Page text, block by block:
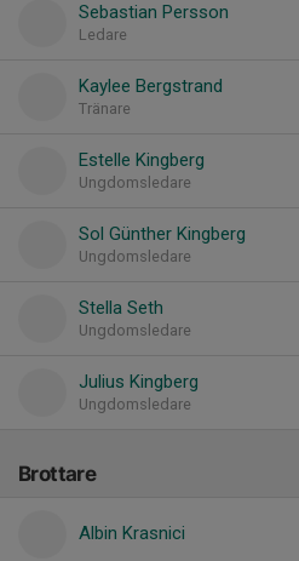
Sebastian Persson
Ledare
Kaylee Bergstrand
Tränare
Estelle Kingberg
Ungdomsledare
Sol Günther Kingberg
Ungdomsledare
Stella Seth
Ungdomsledare
Julius Kingberg
Ungdomsledare
Brottare
Albin Krasnici